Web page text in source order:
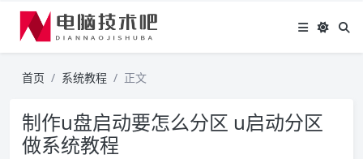
首页 系统教程 正文
制作u盘启动要怎么分区 u启动分区
做系统教程